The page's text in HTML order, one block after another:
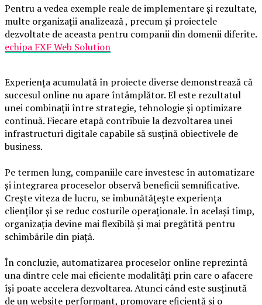
Pentru a vedea exemple reale de implementare și rezultate,
multe organizații analizează , precum și proiectele
dezvoltate de aceasta pentru companii din domenii diferite.
echipa FXF Web Solution
Experiența acumulată în proiecte diverse demonstrează că
succesul online nu apare întâmplător. El este rezultatul
unei combinații între strategie, tehnologie și optimizare
continuă. Fiecare etapă contribuie la dezvoltarea unei
infrastructuri digitale capabile să susțină obiectivele de
business.
Pe termen lung, companiile care investesc în automatizare
și integrarea proceselor observă beneficii semnificative.
Crește viteza de lucru, se îmbunătățește experiența
clienților și se reduc costurile operaționale. În același timp,
organizația devine mai flexibilă și mai pregătită pentru
schimbările din piață.
În concluzie, automatizarea proceselor online reprezintă
una dintre cele mai eficiente modalități prin care o afacere
își poate accelera dezvoltarea. Atunci când este susținută
de un website performant, promovare eficientă și o